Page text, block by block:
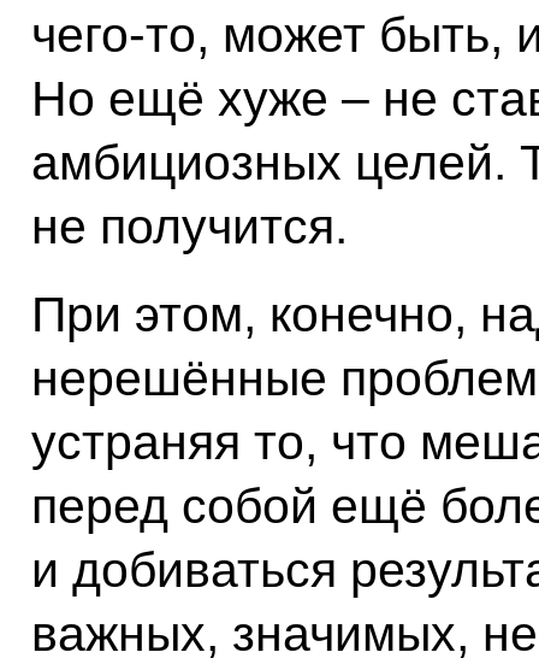
чего‑то, может быть,
Но ещё хуже – не
амбициозных целей.
не получится.
При этом, конечно,
нерешённые
устраняя то, что
перед собой ещё
и добиваться
важных, значимых,